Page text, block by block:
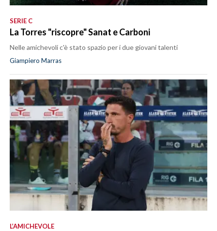
SERIE C
La Torres "riscopre" Sanat e Carboni
Nelle amichevoli c'è stato spazio per i due giovani talenti
Giampiero Marras
L’AMICHEVOLE